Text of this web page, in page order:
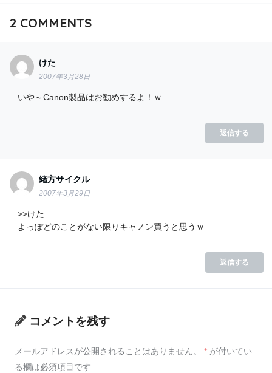
2 COMMENTS
けた
2007年3月28日
いや～Canon製品はお勧めするよ！ｗ
返信する
緒方サイクル
2007年3月29日
>>けた
よっぽどのことがない限りキャノン買うと思うｗ
返信する
コメントを残す
メールアドレスが公開されることはありません。 * が付いてい
る欄は必須項目です